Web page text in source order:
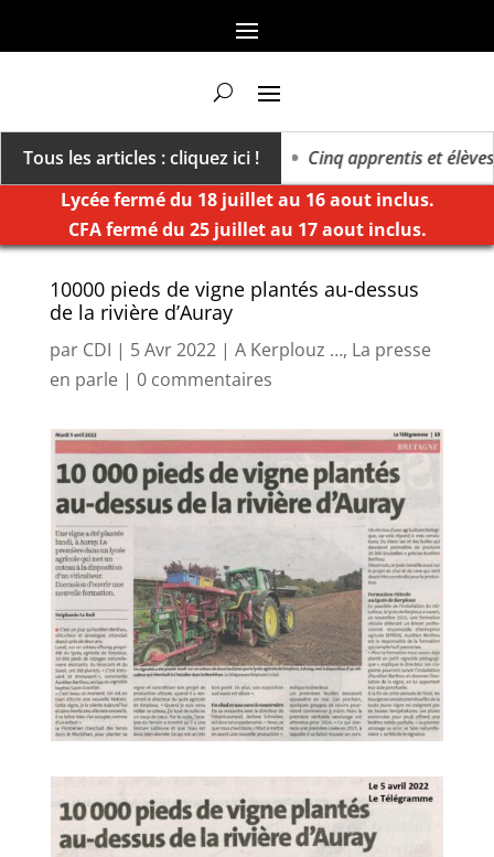
Tous les articles : cliquez ici !
un millésime des extrêmes »
Cinq apprentis et élèves
Lycée fermé du 18 juillet au 16 aout inclus.
CFA fermé du 25 juillet au 17 aout inclus.
10000 pieds de vigne plantés au-dessus
de la rivière d’Auray
par CDI | 5 Avr 2022| A Kerplouz …, La presse
en parle| 0 commentaires